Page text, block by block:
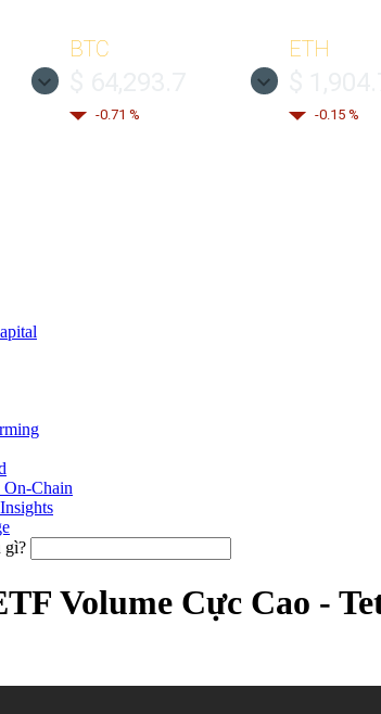
BTC
-0.71 %
ETH
-0.15 %
On-Chain
gì?
Volume Cực Cao -